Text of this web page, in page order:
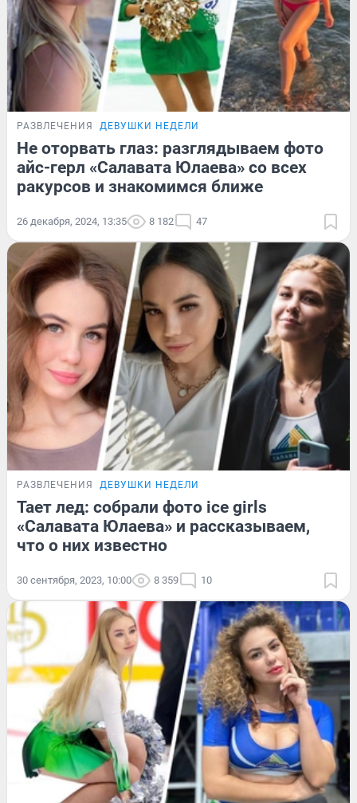
РАЗВЛЕЧЕНИЯ ДЕВУШКИ НЕДЕЛИ
Не оторвать глаз: разглядываем фото
айс-герл «Салавата Юлаева» со всех
ракурсов и знакомимся ближе
26 декабря, 2024, 13:35 8 182 47
РАЗВЛЕЧЕНИЯ ДЕВУШКИ НЕДЕЛИ
Тает лед: собрали фото ice girls
«Салавата Юлаева» и рассказываем,
что о них известно
30 сентября, 2023, 10:00 8 359 10